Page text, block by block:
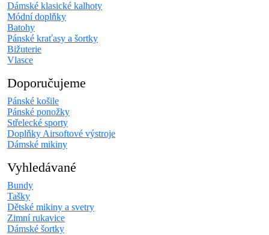
Dámské klasické kalhoty
Módní doplňky
Batohy
Pánské kraťasy a šortky
Bižuterie
Vlasce
Doporučujeme
Pánské košile
Pánské ponožky
Střelecké sporty
Doplňky Airsoftové výstroje
Dámské mikiny
Vyhledávané
Bundy
Tašky
Dětské mikiny a svetry
Zimní rukavice
Dámské šortky